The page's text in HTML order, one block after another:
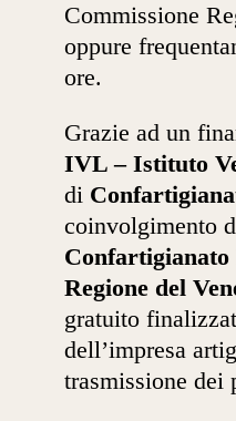
Commissione
oppure
ore.
Grazie ad un
IVL – Istituto
di
coinvolgimento
Confartigianato
Regione del
gratuito
dell’impresa
trasmissione dei